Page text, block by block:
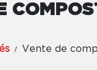
Vente de